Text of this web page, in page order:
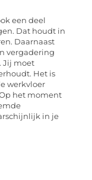
een deel
Dat houdt in
Daarnaast
vergadering
Jij moet
Het is
werkvloer
het moment
in je